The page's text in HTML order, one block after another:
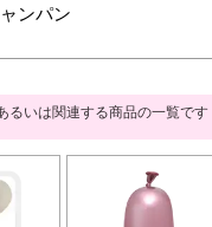
ンパン
るいは関連する商品の一覧です